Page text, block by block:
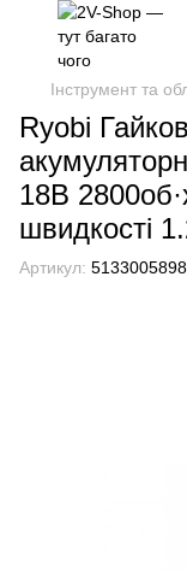
Інструмент та
Ryobi
18В
швидкості
Артикул: 5133005898